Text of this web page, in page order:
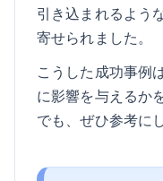
引き込まれるよう
寄せられました。
こうした成功事例
に影響を与えるか
でも、ぜひ参考に